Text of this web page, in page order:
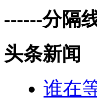
------分隔
头条新闻
谁在